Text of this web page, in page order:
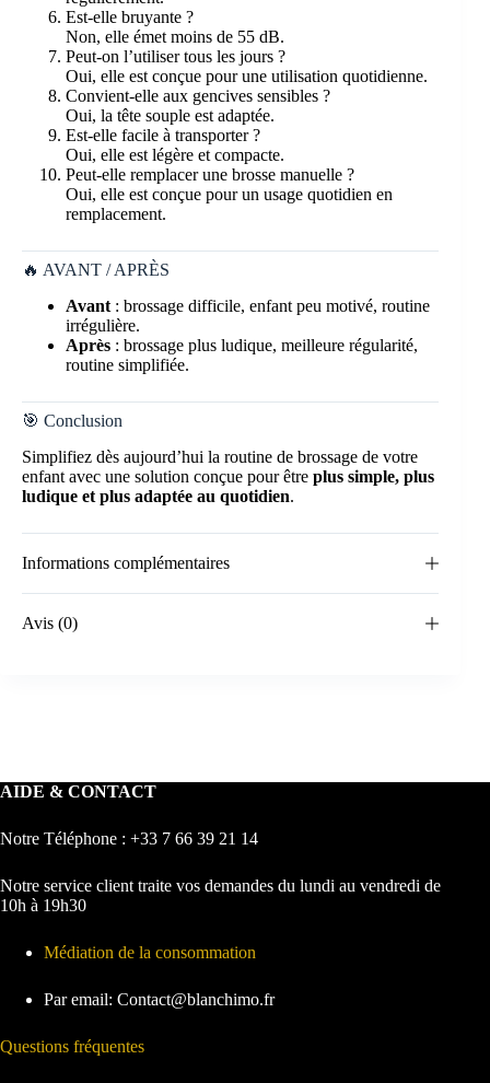
Est-elle bruyante ?
Non, elle émet moins de 55 dB.
Peut-on l’utiliser tous les jours ?
Oui, elle est conçue pour une utilisation quotidienne.
Convient-elle aux gencives sensibles ?
Oui, la tête souple est adaptée.
Est-elle facile à transporter ?
Oui, elle est légère et compacte.
Peut-elle remplacer une brosse manuelle ?
Oui, elle est conçue pour un usage quotidien en
remplacement.
🔥 AVANT / APRÈS
Avant : brossage difficile, enfant peu motivé, routine
irrégulière.
Après : brossage plus ludique, meilleure régularité,
routine simplifiée.
🎯 Conclusion
Simplifiez dès aujourd’hui la routine de brossage de votre
enfant avec une solution conçue pour être plus simple, plus
ludique et plus adaptée au quotidien.
Informations complémentaires
Avis (0)
AIDE & CONTACT
Notre Téléphone : +33 7 66 39 21 14
Notre service client traite vos demandes du lundi au vendredi de
10h à 19h30
Médiation de la consommation
Par email: Contact@blanchimo.fr
Questions fréquentes